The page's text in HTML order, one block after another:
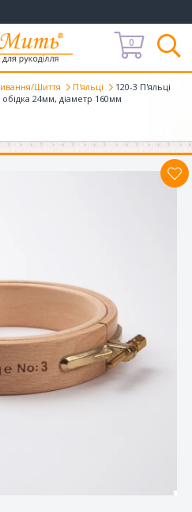
0
Шиття П'яльці
120-3 П'яльці
24мм, діаметр 160мм